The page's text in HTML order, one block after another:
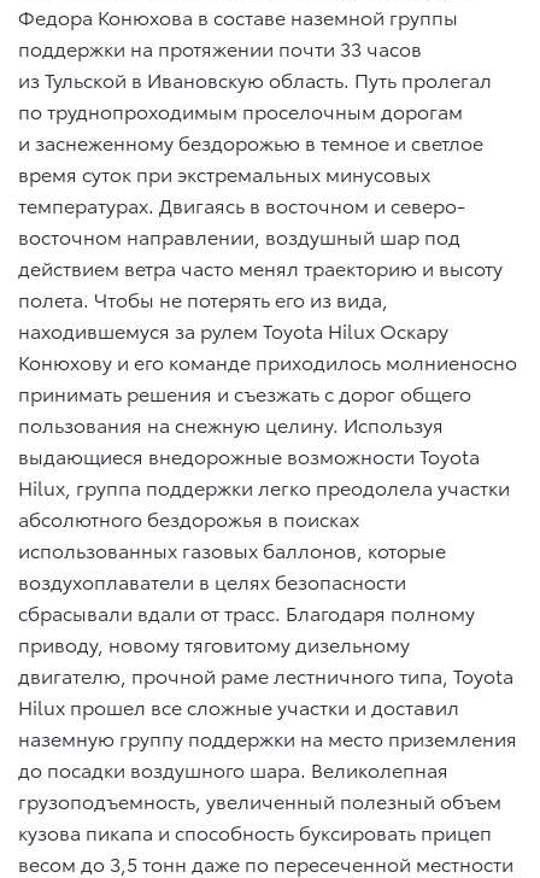
Федора Конюхова в составе наземной группы
поддержки на протяжении почти 33 часов
из Тульской в Ивановскую область. Путь пролегал
по труднопроходимым проселочным дорогам
и заснеженному бездорожью в темное и светлое
время суток при экстремальных минусовых
температурах. Двигаясь в восточном и северо-
восточном направлении, воздушный шар под
действием ветра часто менял траекторию и высоту
полета. Чтобы не потерять его из вида,
находившемуся за рулем Toyota Hilux Оскару
Конюхову и его команде приходилось молниеносно
принимать решения и съезжать с дорог общего
пользования на снежную целину. Используя
выдающиеся внедорожные возможности Toyota
Hilux, группа поддержки легко преодолела участки
абсолютного бездорожья в поисках
использованных газовых баллонов, которые
воздухоплаватели в целях безопасности
сбрасывали вдали от трасс. Благодаря полному
приводу, новому тяговитому дизельному
двигателю, прочной раме лестничного типа, Toyota
Hilux прошел все сложные участки и доставил
наземную группу поддержки на место приземления
до посадки воздушного шара. Великолепная
грузоподъемность, увеличенный полезный объем
кузова пикапа и способность буксировать прицеп
весом до 3,5 тонн даже по пересеченной местности